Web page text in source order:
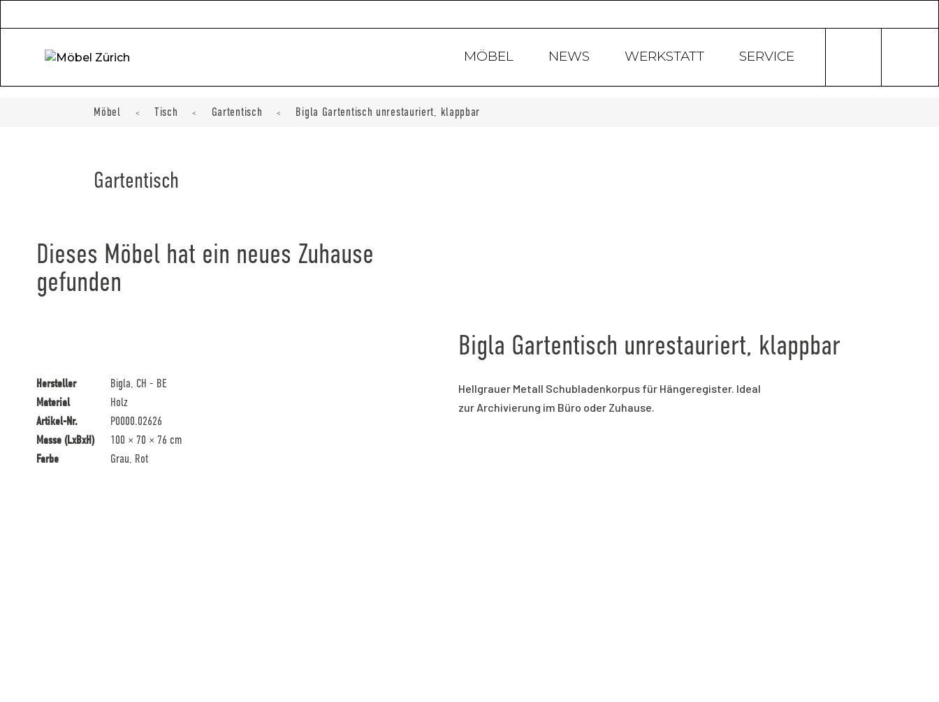
MÖBEL NEWS WERKSTATT SERVICE
Möbel < Tisch < Gartentisch < Bigla Gartentisch unrestauriert, klappbar
Gartentisch
Dieses Möbel hat ein neues Zuhause
gefunden
Hersteller
Bigla, CH - BE
Material
Holz
Artikel-Nr.
P0000.02626
Masse (LxBxH)
100 × 70 × 76 cm
Farbe
Grau, Rot
Bigla Gartentisch unrestauriert, klappbar
Hellgrauer Metall Schubladenkorpus für Hängeregister. Ideal
zur Archivierung im Büro oder Zuhause.